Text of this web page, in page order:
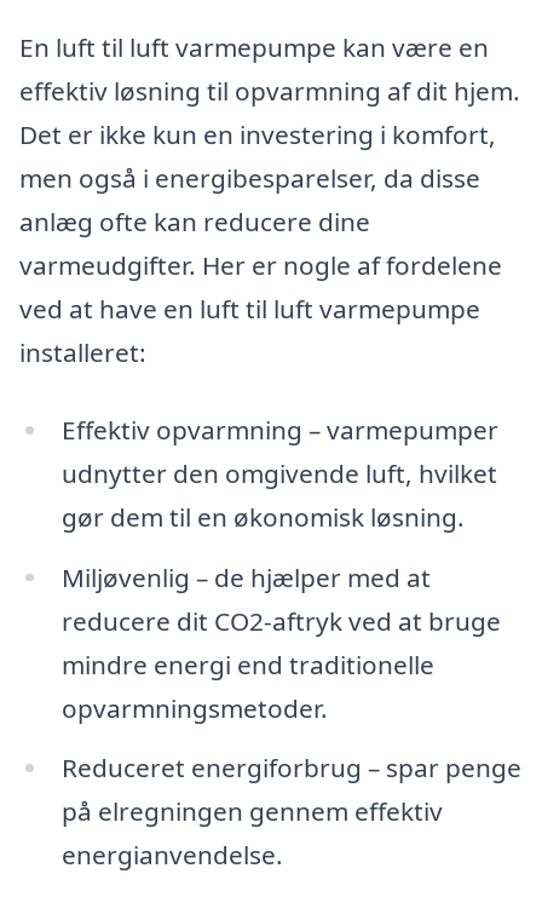
En luft til luft varmepumpe kan være en
effektiv løsning til opvarmning af dit hjem.
Det er ikke kun en investering i komfort,
men også i energibesparelser, da disse
anlæg ofte kan reducere dine
varmeudgifter. Her er nogle af fordelene
ved at have en luft til luft varmepumpe
installeret:
Effektiv opvarmning – varmepumper
udnytter den omgivende luft, hvilket
gør dem til en økonomisk løsning.
Miljøvenlig – de hjælper med at
reducere dit CO2-aftryk ved at bruge
mindre energi end traditionelle
opvarmningsmetoder.
Reduceret energiforbrug – spar penge
på elregningen gennem effektiv
energianvendelse.